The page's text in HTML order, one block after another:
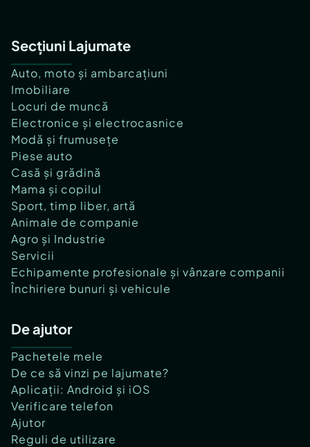
Secțiuni Lajumate
Auto, moto și ambarcațiuni
Imobiliare
Locuri de muncă
Electronice și electrocasnice
Modă și frumusețe
Piese auto
Casă și grădină
Mama și copilul
Sport, timp liber, artă
Animale de companie
Agro și Industrie
Servicii
Echipamente profesionale și vânzare companii
Închiriere bunuri și vehicule
De ajutor
Pachetele mele
De ce să vinzi pe lajumate?
Aplicații: Android și iOS
Verificare telefon
Ajutor
Reguli de utilizare